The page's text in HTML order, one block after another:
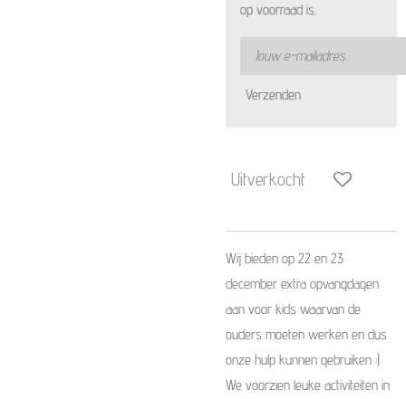
op voorraad is.
Verzenden
Uitverkocht
Wij bieden op 22 en 23
december extra opvangdagen
aan voor kids waarvan de
ouders moeten werken en dus
onze hulp kunnen gebruiken :)
We voorzien leuke activiteiten in